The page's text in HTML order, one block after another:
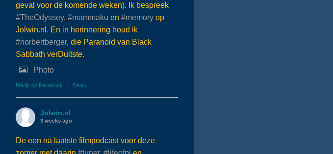
geval voor de komende weken). Ik bespreek
#TheOdyssey, #mammaku en #memory op
Jolwin.nl. En in herinnering houd ik
#norbertberger, die Paranoid van Black
Sabbath verDuitste.
Photo
Bekijk op Facebook · Delen
Jolwin.nl
3 weeks ago
De een na laatste filmpodcast voor deze